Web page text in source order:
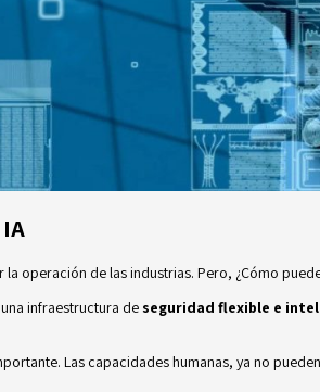
operación de las industrias. Pero, ¿Cómo
infraestructura de seguridad flexible e
Las capacidades humanas, ya no